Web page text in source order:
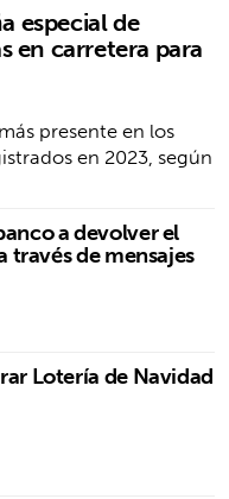
especial de
en carretera para
presente en los
en 2023, según
a devolver el
través de mensajes
Lotería de Navidad